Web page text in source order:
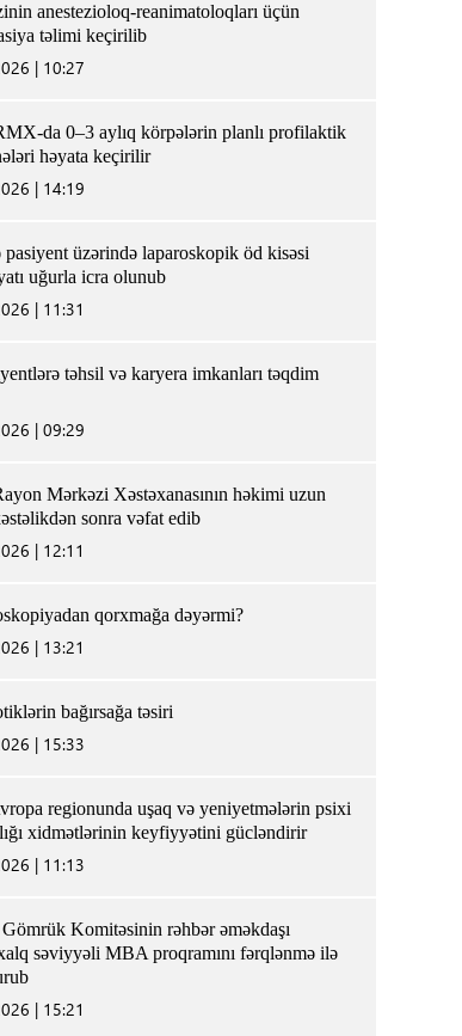
anestezioloq-reanimatoloqları üçün
təlimi keçirilib
| 10:27
da 0–3 aylıq körpələrin planlı profilaktik
həyata keçirilir
| 14:19
üzərində laparoskopik öd kisəsi
uğurla icra olunub
| 11:31
təhsil və karyera imkanları təqdim
| 09:29
Mərkəzi Xəstəxanasının həkimi uzun
sonra vəfat edib
| 12:11
qorxmağa dəyərmi?
| 13:21
bağırsağa təsiri
| 15:33
regionunda uşaq və yeniyetmələrin psixi
xidmətlərinin keyfiyyətini gücləndirir
| 11:13
Komitəsinin rəhbər əməkdaşı
səviyyəli MBA proqramını fərqlənmə ilə
| 15:21